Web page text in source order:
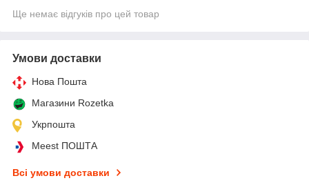
Ще немає відгуків про цей товар
Умови доставки
Нова Пошта
Магазини Rozetka
Укрпошта
Meest ПОШТА
Всі умови доставки